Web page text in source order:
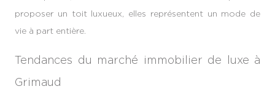
proposer un toit luxueux, elles représentent un mode de
vie à part entière.
Tendances du marché immobilier de luxe à
Grimaud